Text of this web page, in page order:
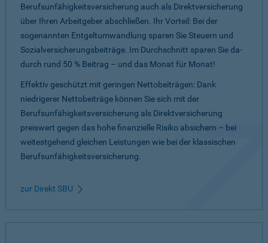
Berufsunfähigkeitsversicherung auch als Direktversicherung
über Ihren Arbeitgeber abschließen. Ihr Vorteil: Bei der
sogenannten Entgeltumwandlung sparen Sie Steuern und
Sozialversicherungsbeiträge. Im Durchschnitt sparen Sie da­
durch rund 50 % Beitrag – und das Monat für Monat!
Effektiv geschützt mit geringen Nettobeiträgen: Dank
niedrigerer Nettobeiträge können Sie sich mit der
Berufsunfähigkeitsversicherung als Direktversicherung
preiswert gegen das hohe finanzielle Risiko absichern – bei
weitestgehend gleichen Leistungen wie bei der klassischen
Berufsunfähigkeitsversicherung.
zur Direkt SBU